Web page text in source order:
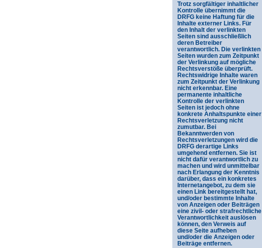
Trotz sorgfältiger inhaltlicher
Kontrolle übernimmt die
DRFG keine Haftung für die
Inhalte externer Links. Für
den Inhalt der verlinkten
Seiten sind ausschließlich
deren Betreiber
verantwortlich. Die verlinkten
Seiten wurden zum Zeitpunkt
der Verlinkung auf mögliche
Rechtsverstöße überprüft.
Rechtswidrige Inhalte waren
zum Zeitpunkt der Verlinkung
nicht erkennbar. Eine
permanente inhaltliche
Kontrolle der verlinkten
Seiten ist jedoch ohne
konkrete Anhaltspunkte einer
Rechtsverletzung nicht
zumutbar. Bei
Bekanntwerden von
Rechtsverletzungen wird die
DRFG derartige Links
umgehend entfernen. Sie ist
nicht dafür verantwortlich zu
machen und wird unmittelbar
nach Erlangung der Kenntnis
darüber, dass ein konkretes
Internetangebot, zu dem sie
einen Link bereitgestellt hat,
und/oder bestimmte Inhalte
von Anzeigen oder Beiträgen
eine zivil- oder strafrechtliche
Verantwortlichkeit auslösen
können, den Verweis auf
diese Seite aufheben
und/oder die Anzeigen oder
Beiträge entfernen.